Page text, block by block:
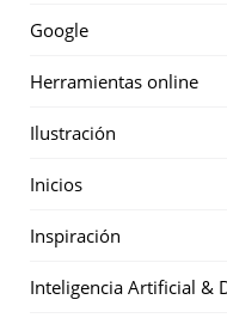
Google
Herramientas online
Ilustración
Inicios
Inspiración
Inteligencia Artificial &